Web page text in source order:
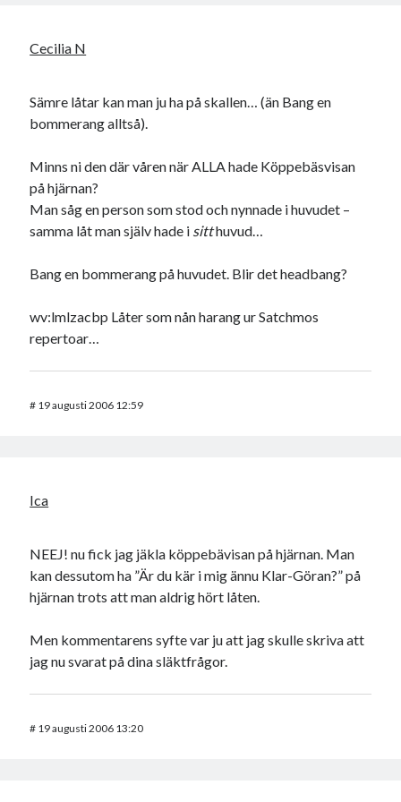
Länkskolan
Meta
Logga in
Flöde för inlägg
Flöde för kommentarer
Swish: 070-8885542
Cecilia N
Sämre låtar kan man ju ha på skallen… (än Bang en
bommerang alltså).
Minns ni den där våren när ALLA hade Köppebäsvisan
på hjärnan?
Man såg en person som stod och nynnade i huvudet –
samma låt man själv hade i sitthuvud…
Bang en bommerang på huvudet. Blir det headbang?
wv:lmlzacbp Låter som nån harang ur Satchmos
repertoar…
# 19 augusti 2006 12:59
Ica
NEEJ! nu fick jag jäkla köppebävisan på hjärnan. Man
kan dessutom ha ”Är du kär i mig ännu Klar-Göran?” på
hjärnan trots att man aldrig hört låten.
Men kommentarens syfte var ju att jag skulle skriva att
jag nu svarat på dina släktfrågor.
# 19 augusti 2006 13:20